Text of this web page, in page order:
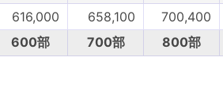
616,000 658,100 700,400
600部 700部 800部